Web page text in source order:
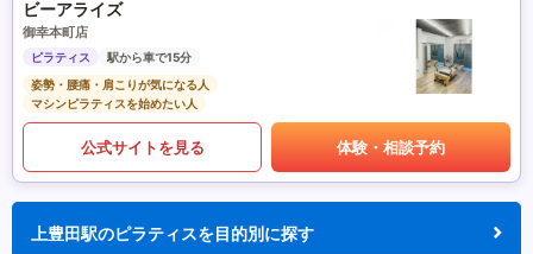
ビーアライズ
御幸本町店
ピラティス
駅から車で15分
姿勢・腰痛・肩こりが気になる人
マシンピラティスを始めたい人
公式サイトを見る 体験・相談予約
上豊田駅のピラティスを目的別に探す